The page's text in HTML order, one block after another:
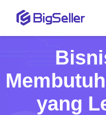
yang